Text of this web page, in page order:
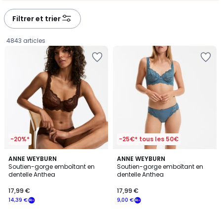
Filtrer et trier
4843 articles
-20%*
ANNE WEYBURN
Soutien-gorge emboîtant en
dentelle Anthea
€
souscrivez
14,39 €
17,99 €
4,4
/ 5
6
Couleurs
-25€* tous les 50€
ANNE WEYBURN
Soutien-gorge emboîtant en
dentelle Anthea
9,00 €
17,99 €
4,4
/ 5
2
Couleurs